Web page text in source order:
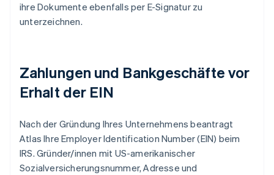
ihre Dokumente ebenfalls per E-Signatur zu
unterzeichnen.
Zahlungen und Bankgeschäfte vor
Erhalt der EIN
Nach der Gründung Ihres Unternehmens beantragt
Atlas Ihre Employer Identification Number (EIN) beim
IRS. Gründer/innen mit US-amerikanischer
Sozialversicherungsnummer, Adresse und